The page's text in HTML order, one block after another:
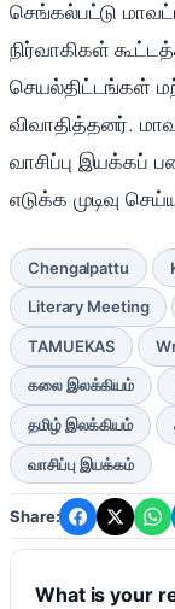
செங்கல்பட்டு
நிர்வாகிகள்
செயல்திட்டங்கள்
விவாதித்தனர்.
வாசிப்பு இயக்கப்
எடுக்க முடிவு
Chengalpattu
Literary Meeting
TAMUEKAS
கலை இலக்கியம்
தமிழ் இலக்கியம்
வாசிப்பு இயக்கம்
Share:
What is your